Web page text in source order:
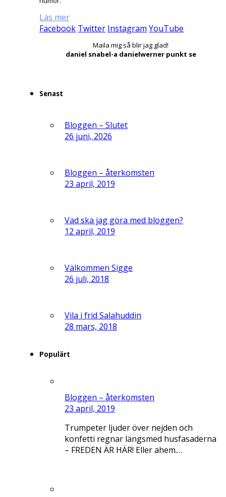
Läs mer
Facebook Twitter Instagram YouTube
Maila mig så blir jag glad!
daniel snabel-a danielwerner punkt se
Senast
Bloggen – Slutet
26 juni, 2026
Bloggen – återkomsten
23 april, 2019
Vad ska jag göra med bloggen?
12 april, 2019
Välkommen Sigge
26 juli, 2018
Vila i frid Salahuddin
28 mars, 2018
Populärt
Bloggen – återkomsten
23 april, 2019
Trumpeter ljuder över nejden och
konfetti regnar längsmed husfasaderna
– FREDEN ÄR HÄR! Eller ahem.…